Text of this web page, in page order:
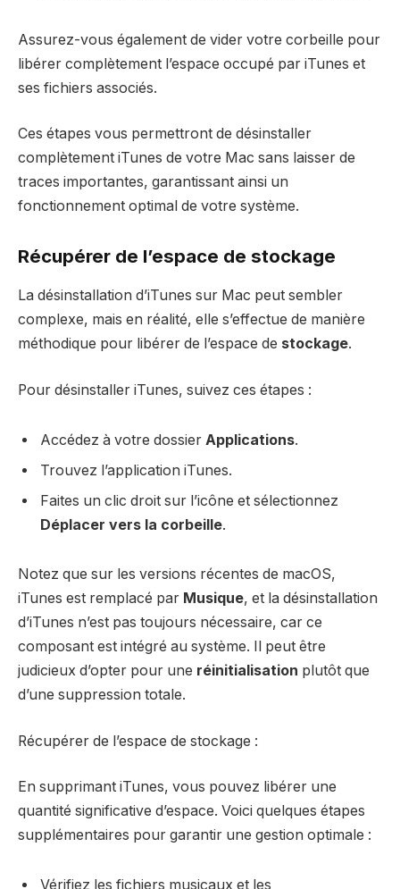
Assurez-vous également de vider votre corbeille pour
libérer complètement l’espace occupé par iTunes et
ses fichiers associés.
Ces étapes vous permettront de désinstaller
complètement iTunes de votre Mac sans laisser de
traces importantes, garantissant ainsi un
fonctionnement optimal de votre système.
Récupérer de l’espace de stockage
La désinstallation d’iTunes sur Mac peut sembler
complexe, mais en réalité, elle s’effectue de manière
méthodique pour libérer de l’espace de stockage.
Pour désinstaller iTunes, suivez ces étapes :
Accédez à votre dossier Applications.
Trouvez l’application iTunes.
Faites un clic droit sur l’icône et sélectionnez
Déplacer vers la corbeille.
Notez que sur les versions récentes de macOS,
iTunes est remplacé par Musique, et la désinstallation
d’iTunes n’est pas toujours nécessaire, car ce
composant est intégré au système. Il peut être
judicieux d’opter pour une réinitialisation plutôt que
d’une suppression totale.
Récupérer de l’espace de stockage :
En supprimant iTunes, vous pouvez libérer une
quantité significative d’espace. Voici quelques étapes
supplémentaires pour garantir une gestion optimale :
Vérifiez les fichiers musicaux et les